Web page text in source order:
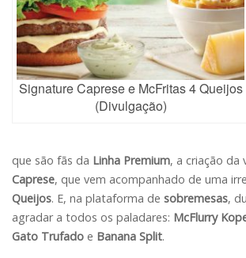
Signature Caprese e McFritas 4 Queijos
(Divulgação)
que são fãs da Linha Premium, a criação da
Caprese, que vem acompanhado de uma
Queijos. E, na plataforma de sobremesas,
agradar a todos os paladares: McFlurry
Gato Trufado e Banana Split.